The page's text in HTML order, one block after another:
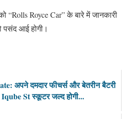
Royce Car” के बारे में जानकारी
आई होगी।
अपने दमदार फीचर्स और बेतरीन बैटरी
St स्कूटर जल्द होगी...